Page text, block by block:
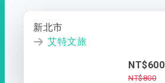
新北市
艾特文旅
NT$600
NT$800